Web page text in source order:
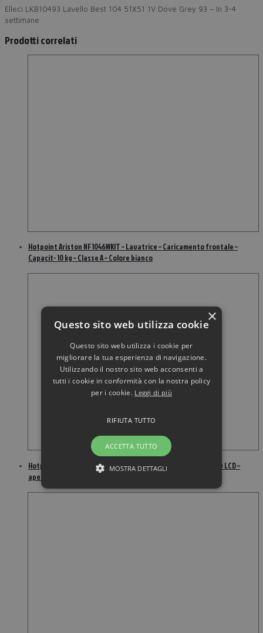
Elleci LKB10493 Lavello Best 104 51X51 1V Dove Grey 93 – In 3-4
settimane
Prodotti correlati
Hotpoint Ariston NF1046WKIT – Lavatrice – Caricamento frontale –
Capacit- 10 kg – Classe A – Colore bianco
Hotpoint Ariston MD 664 IX HA – Microonde + grill – 31 lt – display LCD –
apertura porta a ribalta – inox – F100196
×
Questo sito web utilizza cookie
Questo sito web utilizza i cookie per
migliorare la tua esperienza di navigazione.
Utilizzando il nostro sito web acconsenti a
tutti i cookie in conformità con la nostra policy
per i cookie. Leggi di più
ACCETTA TUTTO
RIFIUTA TUTTO
MOSTRA DETTAGLI